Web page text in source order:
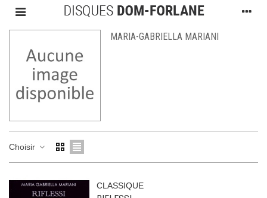
MARIA-GABRIELLA MARIANI
Choisir
CLASSIQUE